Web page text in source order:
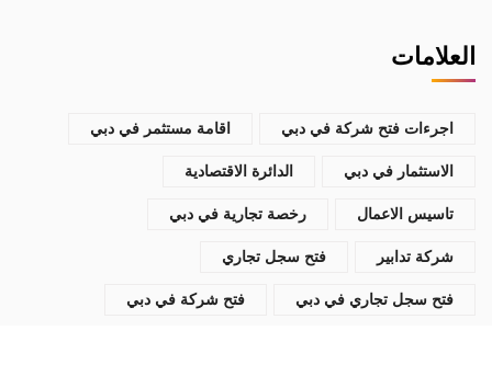
العلامات
اجرءات فتح شركة في دبي اقامة مستثمر في دبي
الاستثمار في دبي الدائرة الاقتصادية
تاسيس الاعمال رخصة تجارية في دبي
شركة تدابير فتح سجل تجاري
فتح سجل تجاري في دبي فتح شركة في دبي